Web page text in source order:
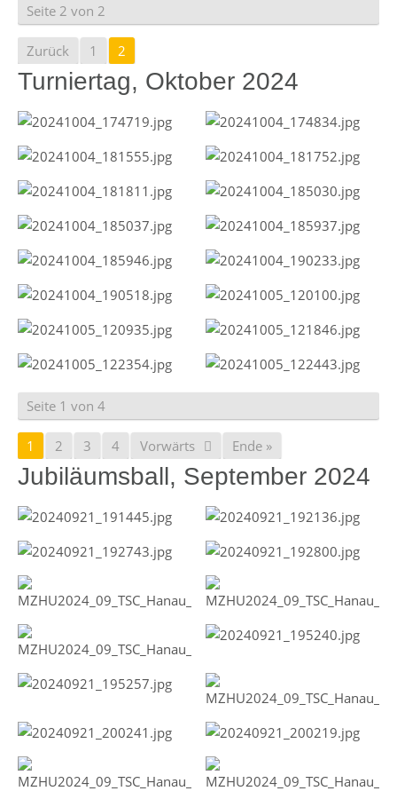
Seite 2 von 2
Zurück 1 2
Turniertag, Oktober 2024
Seite 1 von 4
1 2 3 4 Vorwärts Ende »
Jubiläumsball, September 2024